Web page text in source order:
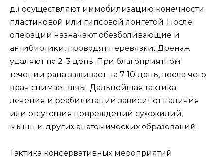
д.) осуществляют иммобилизацию конечности
пластиковой или гипсовой лонгетой. После
операции назначают обезболивающие и
антибиотики, проводят перевязки. Дренаж
удаляют на 2-3 день. При благоприятном
течении рана заживает на 7-10 день, после чего
врач снимает швы. Дальнейшая тактика
лечения и реабилитации зависит от наличия
или отсутствия повреждений сухожилий,
мышц и других анатомических образований.
Тактика консервативных мероприятий